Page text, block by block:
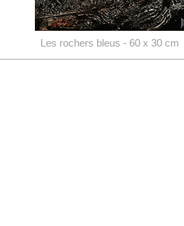
Les rochers bleus - 60 x 30 cm